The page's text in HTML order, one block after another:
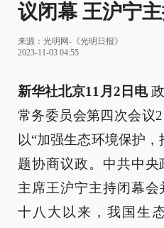
议闭幕 王沪宁
来源： 光明网-《光明日报》
2023-11-03 04:55
新华社北京11月2日电
常务委员会第四次会议
以“加强生态环境保护
题协商议政。中共中
主席王沪宁主持闭幕
十八大以来，我国生